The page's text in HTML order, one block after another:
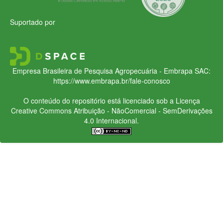
Suportado por
Empresa Brasileira de Pesquisa Agropecuária - Embrapa SAC:
https://www.embrapa.br/fale-conosco
O conteúdo do repositório está licenciado sob a Licença
Creative CommonsAtribuição - NãoComercial - SemDerivações
4.0 Internacional.